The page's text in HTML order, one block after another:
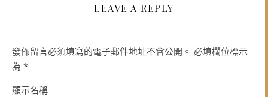
LEAVE A REPLY
發佈留言必須填寫的電子郵件地址不會公開。 必填欄位標示
為 *
顯示名稱